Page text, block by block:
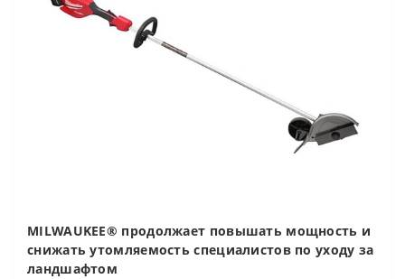
MILWAUKEE® продолжает повышать мощность и
снижать утомляемость специалистов по уходу за
ландшафтом